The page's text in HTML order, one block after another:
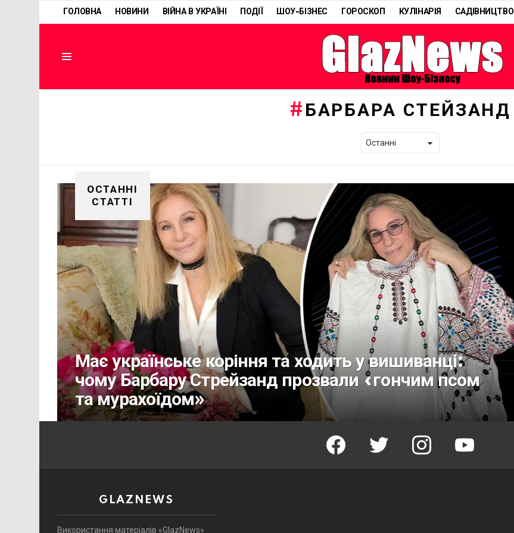
ГОЛОВНА НОВИНИ ВІЙНА В УКРАЇНІ ПОДІЇ ШОУ-БІЗНЕС ГОРОСКОП КУЛІНАРІЯ САДІВНИЦТВО
БАРБАРА СТЕЙЗАНД
ОСТАННІ
СТАТТІ
Має українське коріння та ходить у вишиванці:
чому Барбару Стрейзанд прозвали «гончим псом
та мурахоїдом»
facebook twitter instagram youtube
GLAZNEWS
Використання матеріалів «GlazNews»